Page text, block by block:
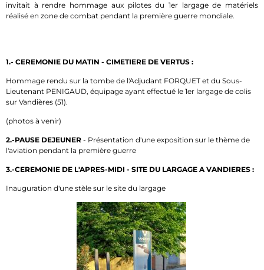
invitait à rendre hommage aux pilotes du 1er largage de matériels
réalisé en zone de combat pendant la première guerre mondiale.
1.- CEREMONIE DU MATIN - CIMETIERE DE VERTUS :
Hommage rendu sur la tombe de l'Adjudant FORQUET et du Sous-
Lieutenant PENIGAUD, équipage ayant effectué le 1er largage de colis
sur Vandières (51).
(photos à venir)
2.-PAUSE DEJEUNER - Présentation d'une exposition sur le thème de
l'aviation pendant la première guerre
3.-CEREMONIE DE L'APRES-MIDI - SITE DU LARGAGE A VANDIERES :
Inauguration d'une stèle sur le site du largage